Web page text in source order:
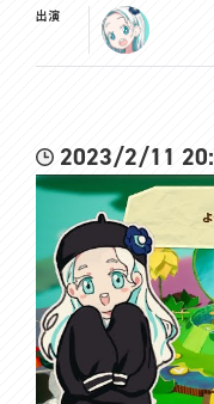
出演
2023/2/11